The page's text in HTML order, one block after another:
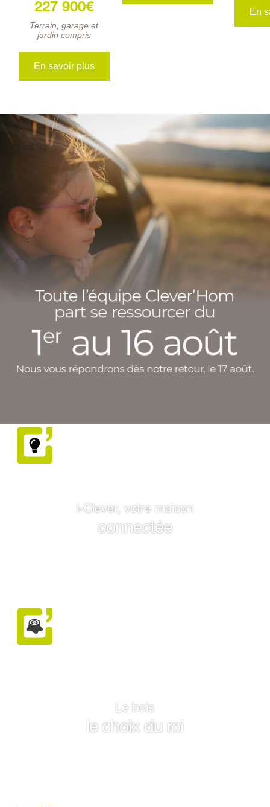
227 900€
Terrain, garage et
jardin compris
En savoir plus
En
i-Clever, votre maison
connectée
Le bois
le choix du roi